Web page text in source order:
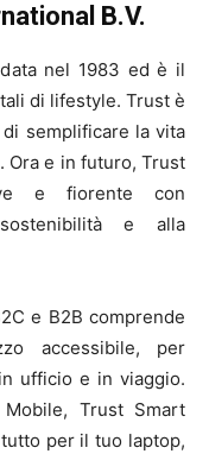
B.V.
nel 1983 ed è il
di lifestyle. Trust è
di semplificare la vita
e in futuro, Trust
e fiorente con
e alla
e B2B comprende
accessibile, per
ufficio e in viaggio.
Trust Smart
tutto per il tuo laptop,